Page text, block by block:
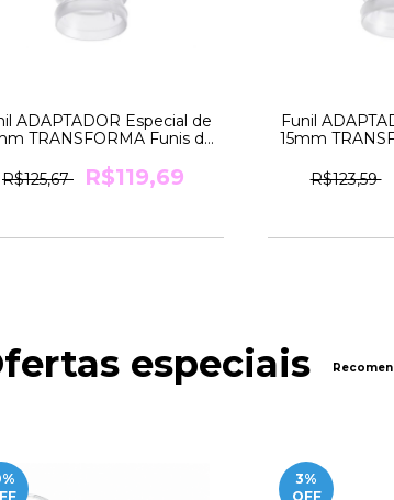
ADAPTADOR Especial de
TRANSFORMA Funis de
R$125,67
R$119,69
Funil
15mm
R$123,59
especiais
%
3%
OFF